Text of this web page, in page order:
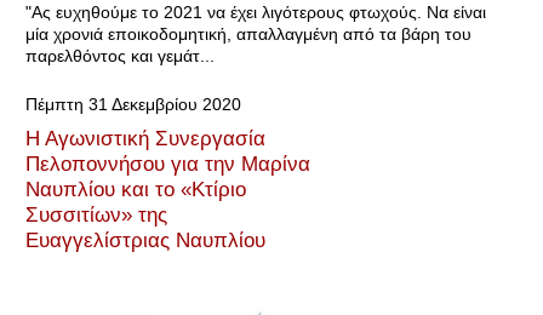
"Ας ευχηθούμε το 2021 να έχει λιγότερους φτωχούς. Να είναι
μία χρονιά εποικοδομητική, απαλλαγμένη από τα βάρη του
παρελθόντος και γεμάτ...
Πέμπτη 31 Δεκεμβρίου 2020
Η Αγωνιστική Συνεργασία
Πελοποννήσου για την Μαρίνα
Ναυπλίου και το «Κτίριο
Συσσιτίων» της
Ευαγγελίστριας Ναυπλίου